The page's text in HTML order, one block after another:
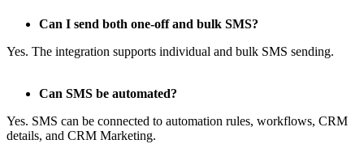
Can I send both one-off and bulk SMS?
Yes. The integration supports individual and bulk SMS sending.
Can SMS be automated?
Yes. SMS can be connected to automation rules, workflows, CRM
details, and CRM Marketing.